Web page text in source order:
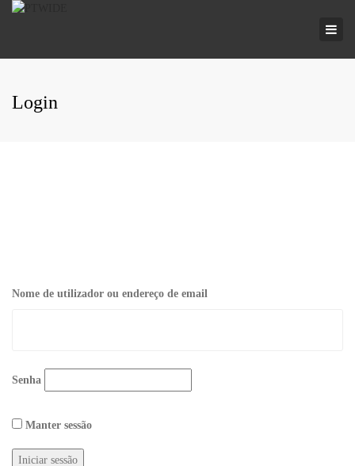
Login
Nome de utilizador ou endereço de email
Senha
Manter sessão